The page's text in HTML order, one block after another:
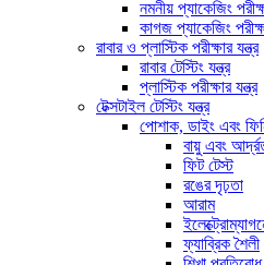
নমনীয় প্যাকেজিং
কাগজ প্যাকেজিং
রাবার ও প্লাস্টিক পরীক্ষার যন্ত্র
রাবার টেস্টিং যন্ত্র
প্লাস্টিক পরীক্ষার যন্ত্র
টেক্সটাইল টেস্টিং যন্ত্র
পোশাক, ডাইং এবং
বায়ু এবং
ফিট টেস্ট
রঙের দৃঢ়তা
আরাম
ফ্যাব্রিক শৈলী